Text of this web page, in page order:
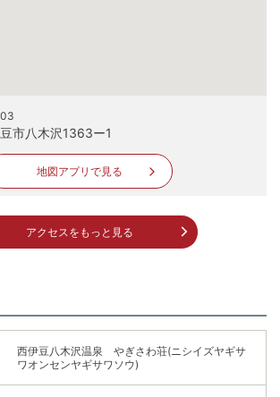
市八木沢1363ー1
地図アプリで見る
アクセスをもっと見る
西伊豆八木沢温泉 やぎさわ荘(ニシイズヤギサ
ワオンセンヤギサワソウ)